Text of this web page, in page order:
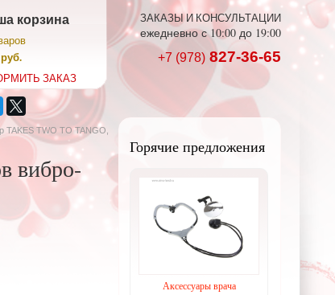
корзина
ЗАКАЗ
ЗАКАЗЫ И КОНСУЛЬТАЦИИ
ежедневно с 10:00 до 19:00
+7 (978) 827-36-65
TAKES TWO TO TANGO,
вибро-
Горячие предложения
Аксессуары врача